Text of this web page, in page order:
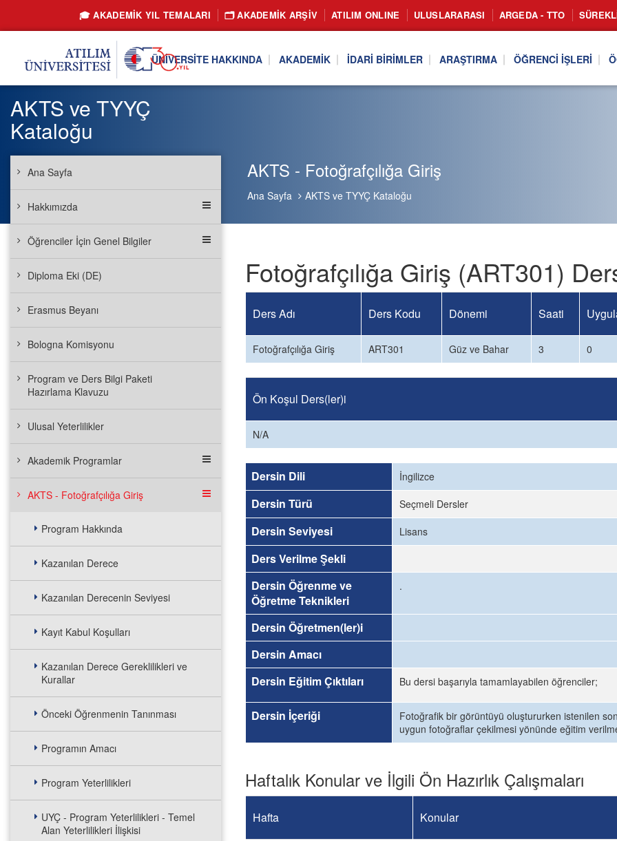
🎓 AKADEMİK YIL TEMALARI 🗂️ AKADEMIK ARŞIV ATILIM ONLINE ULUSLARARASI ARGEDA - TTO
ÜNIVERSITE HAKKINDA AKADEMIK İDARI BIRIMLER ARAŞTIRMA ÖĞRENCI İŞLERI
AKTS - Fotoğrafçılığa Giriş
Ana Sayfa AKTS ve TYYÇ Kataloğu
AKTS ve TYYÇ
Kataloğu
Ana Sayfa
Hakkımızda
Öğrenciler İçin Genel Bilgiler
Diploma Eki (DE)
Erasmus Beyanı
Bologna Komisyonu
Program ve Ders Bilgi Paketi
Hazırlama Klavuzu
Ulusal Yeterlilikler
Akademik Programlar
AKTS - Fotoğrafçılığa Giriş
Program Hakkında
Kazanılan Derece
Kazanılan Derecenin Seviyesi
Kayıt Kabul Koşulları
Kazanılan Derece Gereklilikleri ve
Kurallar
Önceki Öğrenmenin Tanınması
Programın Amacı
Program Yeterlilikleri
UYÇ - Program Yeterlilikleri - Temel
Alan Yeterlilikleri İlişkisi
Fotoğrafçılığa Giriş (ART301)
Ders Adı Ders Kodu Dönemi Saati
Fotoğrafçılığa Giriş ART301 Güz ve Bahar 3 0
Ön Koşul Ders(ler)i
N/A
Dersin Dili İngilizce
Dersin Türü Seçmeli Dersler
Dersin Seviyesi Lisans
Ders Verilme Şekli
Dersin Öğrenme ve
Öğretme Teknikleri
.
Dersin Öğretmen(ler)i
Dersin Amacı
Dersin Eğitim Çıktıları
Bu dersi başarıyla tamamlayabilen öğrenciler;
Dersin İçeriği
Fotoğrafik bir görüntüyü oluştururken istenilen
uygun fotoğraflar çekilmesi yönünde eğitim
Haftalık Konular ve İlgili Ön Hazırlık Çalışmaları
Hafta Konular